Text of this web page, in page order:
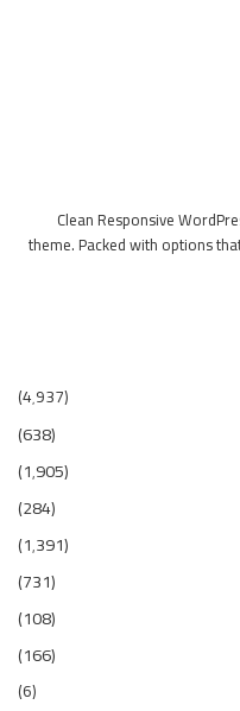
Clean Responsive
theme. Packed with options
(4٬937)
(638)
(1٬905)
(284)
(1٬391)
(731)
(108)
(166)
(6)